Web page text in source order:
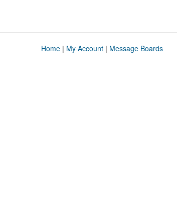
Home| My Account| Message Boards